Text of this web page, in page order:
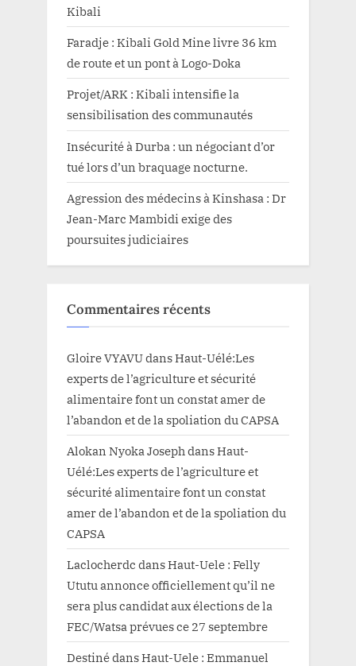
Kibali
Faradje : Kibali Gold Mine livre 36 km
de route et un pont à Logo-Doka
Projet/ARK : Kibali intensifie la
sensibilisation des communautés
Insécurité à Durba : un négociant d’or
tué lors d’un braquage nocturne.
Agression des médecins à Kinshasa : Dr
Jean-Marc Mambidi exige des
poursuites judiciaires
Commentaires récents
Gloire VYAVUdansHaut-Uélé:Les
experts de l’agriculture et sécurité
alimentaire font un constat amer de
l’abandon et de la spoliation du CAPSA
Alokan Nyoka JosephdansHaut-
Uélé:Les experts de l’agriculture et
sécurité alimentaire font un constat
amer de l’abandon et de la spoliation du
CAPSA
Laclocherdc dansHaut-Uele : Felly
Ututu annonce officiellement qu’il ne
sera plus candidat aux élections de la
FEC/Watsa prévues ce 27 septembre
DestinédansHaut-Uele : Emmanuel